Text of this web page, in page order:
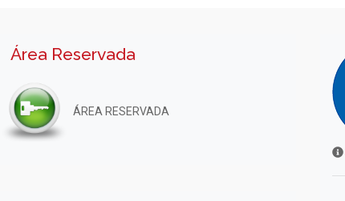
Área Reservada
ÁREA RESERVADA